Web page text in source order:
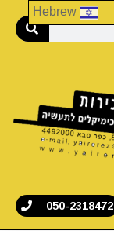
050-2318472
Hebrew